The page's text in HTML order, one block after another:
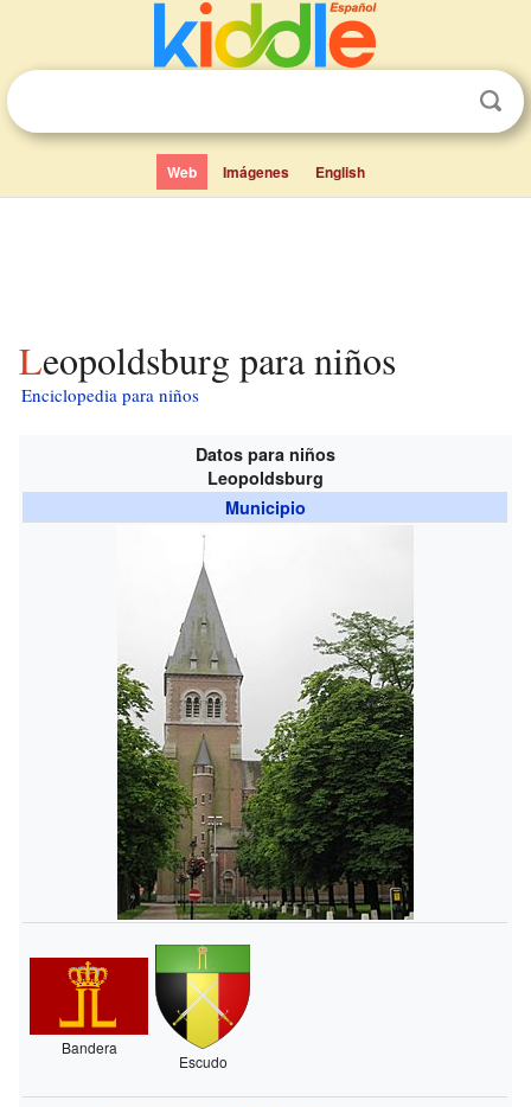
Web Imágenes English
Leopoldsburg para niños
Enciclopedia para niños
Datos para niños
Leopoldsburg
Municipio
Bandera
Escudo